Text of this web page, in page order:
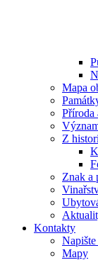
Mapa
Příroda
Z
Znak a
Kontakty
Napište
Mapy